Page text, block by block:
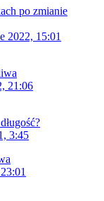
po zmianie
2022, 15:01
21:06
3:45